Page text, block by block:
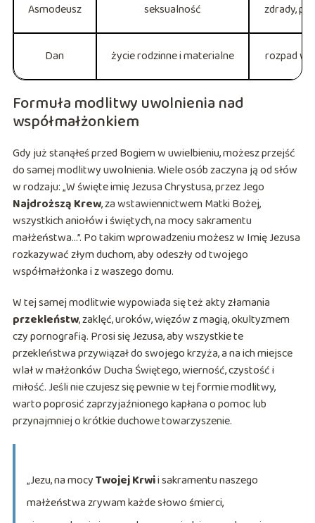
Asmodeusz seksualność zdrady,
Dan życie rodzinne i materialne rozpad
Formuła modlitwy uwolnienia nad
współmałżonkiem
Gdy już stanąłeś przed Bogiem w uwielbieniu, możesz przejść
do samej modlitwy uwolnienia. Wiele osób zaczyna ją od słów
w rodzaju: „W święte imię Jezusa Chrystusa, przez Jego
Najdroższą Krew, za wstawiennictwem Matki Bożej,
wszystkich aniołów i świętych, na mocy sakramentu
małżeństwa…”. Po takim wprowadzeniu możesz w Imię Jezusa
rozkazywać złym duchom, aby odeszły od twojego
współmałżonka i z waszego domu.
W tej samej modlitwie wypowiada się też akty złamania
przekleństw, zaklęć, uroków, więzów z magią, okultyzmem
czy pornografią. Prosi się Jezusa, aby wszystkie te
przekleństwa przywiązał do swojego krzyża, a na ich miejsce
wlał w małżonków Ducha Świętego, wierność, czystość i
miłość. Jeśli nie czujesz się pewnie w tej formie modlitwy,
warto poprosić zaprzyjaźnionego kapłana o pomoc lub
przynajmniej o krótkie duchowe towarzyszenie.
„Jezu, na mocyTwojej Krwii sakramentu naszego
małżeństwa zrywam każde słowo śmierci,